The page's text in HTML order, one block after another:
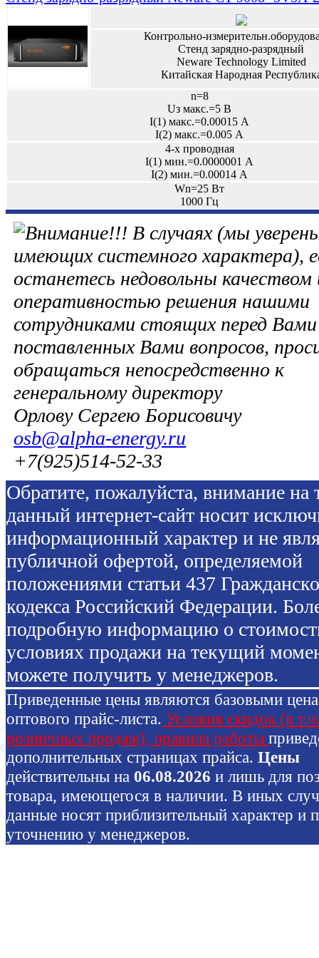
Контрольно-
Стенд зарядно-разрядный
Neware Technology Limited
Китайская Народная
n=8
Uз макс.=5 В
I(1) макс.=0.00015 А
I(2) макс.=0.005 А
4-х проводная
I(1) мин.=0.0000001 А
I(2) мин.=0.00014 А
Wn=25 Вт
1000 Гц
В случаях (мы
имеющих системного характера),
останетесь недовольны качеством
оперативностью решения нашими
сотрудниками стоящих перед Вами
поставленных Вами вопросов,
обращаться непосредственно к
генеральному директору
Орлову Сергею Борисовичу
osb@alpha-energy.ru
+7(925)514-52-33
Обратите, пожалуйста, внимание на
данный интернет-сайт носит
информационный характер и не
публичной офертой, определяемой
положениями статьи 437
кодекса Российский Федерации.
подробную информацию о
условиях продажи на текущий
можете получить у менеджеров.
Приведенные цены являются базовыми
оптового прайс-листа. Условия скидок (в
розничных продаж), правила работы
дополнительных страницах прайса. Цены
действительны на 06.08.2026 и лишь для
товара, имеющегося в наличии. В иных
данные носят приблизительный характер и
уточнению у менеджеров.